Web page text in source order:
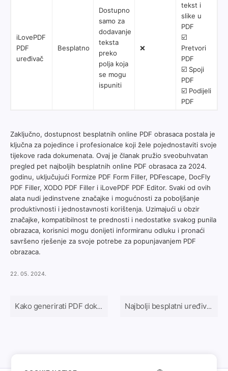
iLovePDF
PDF
uređivač
Besplatno
Dostupno
samo za
dodavanje
teksta
preko
polja koja
se mogu
ispuniti
❌
tekst i
slike u
PDF
☑️
Pretvori
PDF
☑️ Spoji
PDF
☑️ Podijeli
PDF
Zaključno, dostupnost besplatnih online PDF obrasaca postala je
ključna za pojedince i profesionalce koji žele pojednostaviti svoje
tijekove rada dokumenata. Ovaj je članak pružio sveobuhvatan
pregled pet najboljih besplatnih online PDF obrasaca za 2024.
godinu, uključujući Formize PDF Form Filler, PDFescape, DocFly
PDF Filler, XODO PDF Filler i iLovePDF PDF Editor. Svaki od ovih
alata nudi jedinstvene značajke i mogućnosti za poboljšanje
produktivnosti i jednostavnosti korištenja. Uzimajući u obzir
značajke, kompatibilnost te prednosti i nedostatke svakog punila
obrazaca, korisnici mogu donijeti informiranu odluku i pronaći
savršeno rješenje za svoje potrebe za popunjavanjem PDF
obrazaca.
22. 05. 2024.
Kako generirati PDF dokument pomoću web obrazaca Najbolji besplatni uređivači PDF obrazaca na mreži u 2024